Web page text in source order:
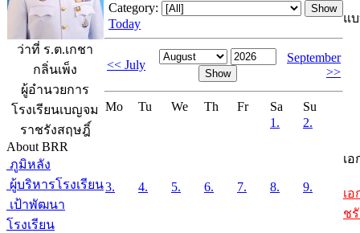
ว่าที่ ร.ต.เกชา
กลิ่นเพ็ง
ผู้อำนวยการ
โรงเรียนเบญจม
ราชรังสฤษฎิ์
About BRR
ภูมิหลัง
ผู้บริหารโรงเรียน
เป้าพัฒนา
โรงเรียน
Category:
Today
<< July
September
>>
Mo Tu We Th Fr Sa
Su
1.
2.
3. 4. 5. 6. 7. 8. 9.
แ
เ
เ
ช